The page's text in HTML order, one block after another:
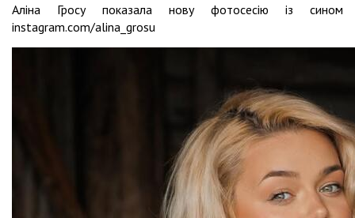
Аліна Гросу показала нову фотосесію із сином
instagram.com/alina_grosu